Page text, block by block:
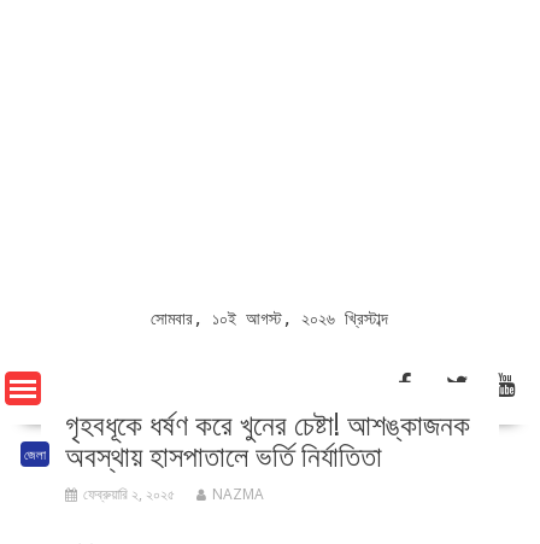
সোমবার, ১০ই আগস্ট, ২০২৬ খ্রিস্টাব্দ
জেলা
গৃহবধূকে ধর্ষণ করে খুনের চেষ্টা! আশঙ্কাজনক
অবস্থায় হাসপাতালে ভর্তি নির্যাতিতা
ফেব্রুয়ারি ২, ২০২৫ NAZMA